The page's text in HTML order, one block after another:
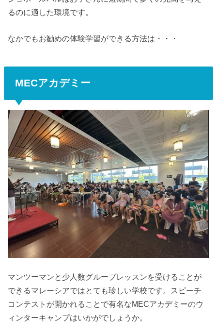
るのに適した環境です。
なかでもお勧めの体験学習ができる方法は・・・
MECアカデミー
マンツーマンと少人数グループレッスンを受けることが
できるマレーシアではとても珍しい学校です。スピーチ
コンテストが開かれることで有名なMECアカデミーのウ
ィンターキャンプはいかがでしょうか。